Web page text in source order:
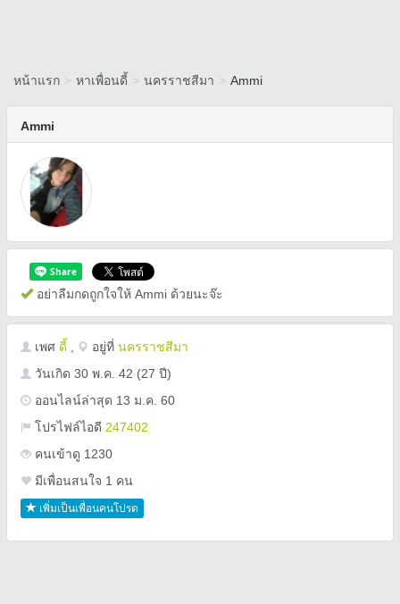
หน้าแรก > หาเพื่อนดี้ > นครราชสีมา > Ammi
Ammi
อย่าลืมกดถูกใจให้ Ammi ด้วยนะจ๊ะ
เพศ ดี้ อยู่ที่ นครราชสีมา
วันเกิด 30 พ.ค. 42 (27 ปี)
ออนไลน์ล่าสุด 13 ม.ค. 60
โปรไฟล์ไอดี 247402
คนเข้าดู 1230
มีเพื่อนสนใจ 1 คน
เพิ่มเป็นเพื่อนคนโปรด